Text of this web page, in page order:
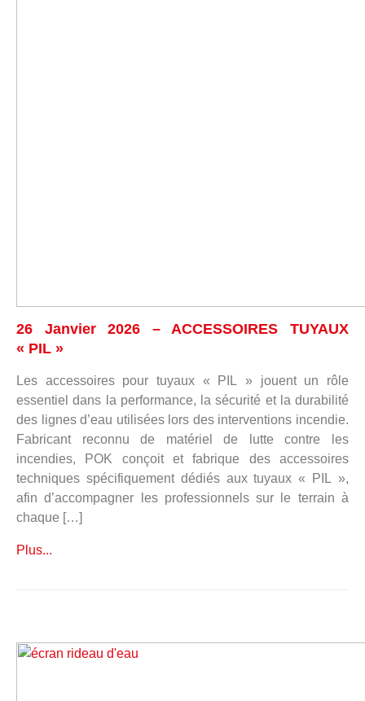
26 Janvier 2026 – ACCESSOIRES TUYAUX
« PIL »
Les accessoires pour tuyaux « PIL » jouent un rôle
essentiel dans la performance, la sécurité et la durabilité
des lignes d’eau utilisées lors des interventions incendie.
Fabricant reconnu de matériel de lutte contre les
incendies, POK conçoit et fabrique des accessoires
techniques spécifiquement dédiés aux tuyaux « PIL »,
afin d’accompagner les professionnels sur le terrain à
chaque […]
Plus...